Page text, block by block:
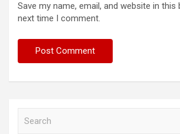
Save my name, email, and website in
next time I comment.